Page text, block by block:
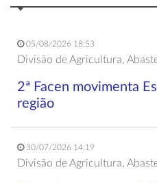
05/08/2026 18:53
Divisão de Agricultura,
2ª Facen movimenta
região
30/07/2026 14:19
Divisão de Agricultura,